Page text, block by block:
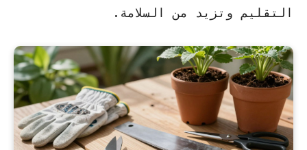
التقليم وتزيد من السلامة.